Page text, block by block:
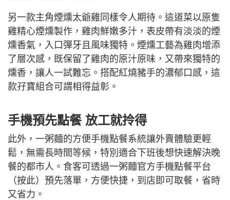
另一款主角煙燻太爺雞同樣令人期待。這道菜以原隻
雞精心煙燻製作，雞肉鮮嫩多汁，表皮帶有淡淡的煙
燻香氣，入口彈牙且風味獨特。煙燻工藝為雞肉增添
了層次感，既保留了雞肉的原汁原味，又帶來獨特的
燻香，讓人一試難忘。搭配紅燒豬手的濃郁口感，這
款孖寶組合可謂相得益彰。
手機預先點餐 放工就拎得
此外，一粥麵的方便手機點餐系統讓外賣體驗更輕
鬆，無需長時間等候，特別適合下班後想快速解決晚
餐的都市人。食客可透過一粥麵官方手機點餐平台
（按此）預先落單，方便快捷，到店即可取餐，省時
又省力。